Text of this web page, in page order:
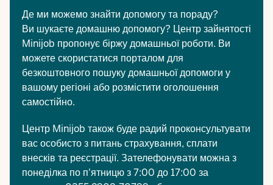
Де ми можемо знайти допомогу та пораду?
Ви шукаєте домашню допомогу? Центр зайнятості
Minijob пропонує біржу домашньої роботи. Ви
можете скористатися порталом для
безкоштовного пошуку домашньої допомоги у
вашому регіоні або розмістити оголошення
самостійно.
Центр Minijob також буде радий проконсультувати
вас особисто з питань страхування, сплати
внесків та реєстрації. Зателефонувати можна з
понеділка по п'ятницю з 7:00 до 17:00 за